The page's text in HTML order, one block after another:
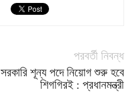
পরবর্তী নিবন্ধ
সরকারি শূন্য পদে নিয়োগ শুরু হবে
শিগগিরই : প্রধানমন্ত্রী